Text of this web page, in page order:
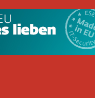
Subscribe to RSS